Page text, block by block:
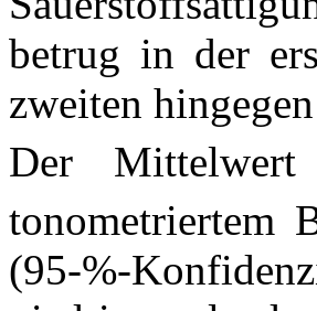
betrug in der
zweiten
Der Mittelwert
tonometriertem
(95-%-